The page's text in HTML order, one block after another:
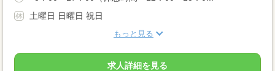
土曜日 日曜日 祝日
もっと見る
求人詳細を見る